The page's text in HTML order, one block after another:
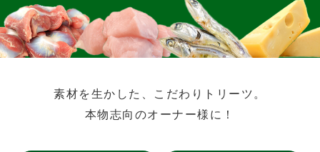
素材を生かした、こだわりトリーツ。
本物志向のオーナー様に！